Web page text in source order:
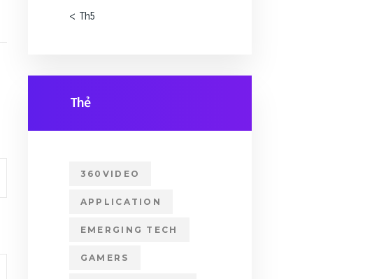
« Th5
Thẻ
360VIDEO
APPLICATION
EMERGING TECH
GAMERS